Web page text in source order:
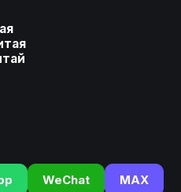
сделаем
WeChat MAX